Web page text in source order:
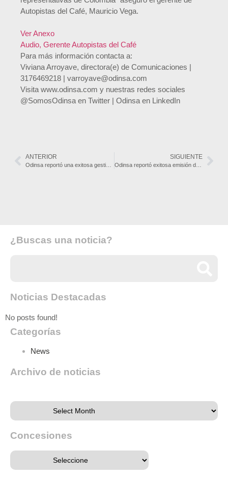
Autopistas del Café, Mauricio Vega.
Ver Anexo
Audio, Gerente Autopistas del Café
Para más información contacta a:
Viviana Arroyave, directora(e) de Comunicaciones |
3176469218 | varroyave@odinsa.com
Visita www.odinsa.com y nuestras redes sociales
@SomosOdinsa en Twitter | Odinsa en LinkedIn
ANTERIOR SIGUIENTE
Odinsa reportó exitosa emisión de bonos del Aeropuerto El Dorado por USD 415 millones y positivos resultados en el primer semestre de 2019
¿Buscas una noticia?
Noticias Destacadas
No posts found!
Categorías
News
Archivo de noticias
Concesiones